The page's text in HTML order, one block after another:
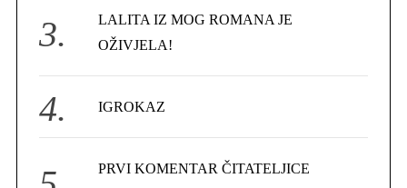
LALITA IZ MOG ROMANA JE
OŽIVJELA!
IGROKAZ
PRVI KOMENTAR ČITATELJICE